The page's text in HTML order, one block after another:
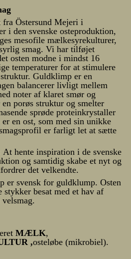
Östersund Mejeri i
i den svenske osteproduktion,
mesofile mælkesyrekulturer,
smag. Vi har tilføjet
osten modne i mindst 16
temperaturer for at stimulere
Guldklimp er en
balancerer livligt mellem
noter af klaret smør og
porøs struktur og smelter
sprøde proteinkrystaller
en ost, som med sin unikke
er farligt let at sætte
At hente inspiration i de svenske
og samtidig skabe et nyt og
det velkendte.
er svensk for guldklump. Osten
besat med et hav af
MÆLK,
,osteløbe (mikrobiel).